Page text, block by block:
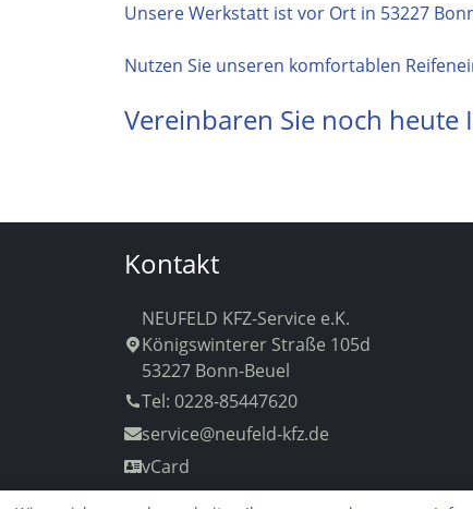
Unsere Werkstatt ist vor Ort in 53227
Nutzen Sie unseren komfortablen
Vereinbaren Sie noch
Kontakt
NEUFELD KFZ-Service e.K.
Königswinterer Straße 105d
53227 Bonn-Beuel
Tel: 0228-85447620
service@neufeld-kfz.de
vCard